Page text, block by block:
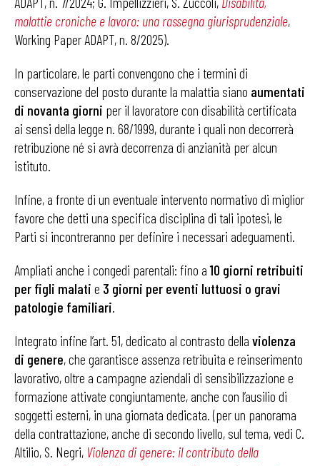
malattie croniche e lavoro: una rassegna giurisprudenziale,
Working Paper ADAPT, n. 8/2025).
In particolare, le parti convengono che i termini di
conservazione del posto durante la malattia siano aumentati
di novanta giorni per il lavoratore con disabilità certificata
ai sensi della legge n. 68/1999, durante i quali non decorrerà
retribuzione né si avrà decorrenza di anzianità per alcun
istituto.
Infine, a fronte di un eventuale intervento normativo di miglior
favore che detti una specifica disciplina di tali ipotesi, le
Parti si incontreranno per definire i necessari adeguamenti.
Ampliati anche i congedi parentali: fino a10 giorni retribuiti
per figli malati e 3 giorni per eventi luttuosi o gravi
patologie familiari.
Integrato infine l’art. 51, dedicato al contrasto della violenza
di genere, che garantisce assenza retribuita e reinserimento
lavorativo, oltre a campagne aziendali di sensibilizzazione e
formazione attivate congiuntamente, anche con l’ausilio di
soggetti esterni, in una giornata dedicata. (per un panorama
della contrattazione, anche di secondo livello, sul tema, vedi C.
Altilio, S. Negri, Violenza di genere: il contributo della